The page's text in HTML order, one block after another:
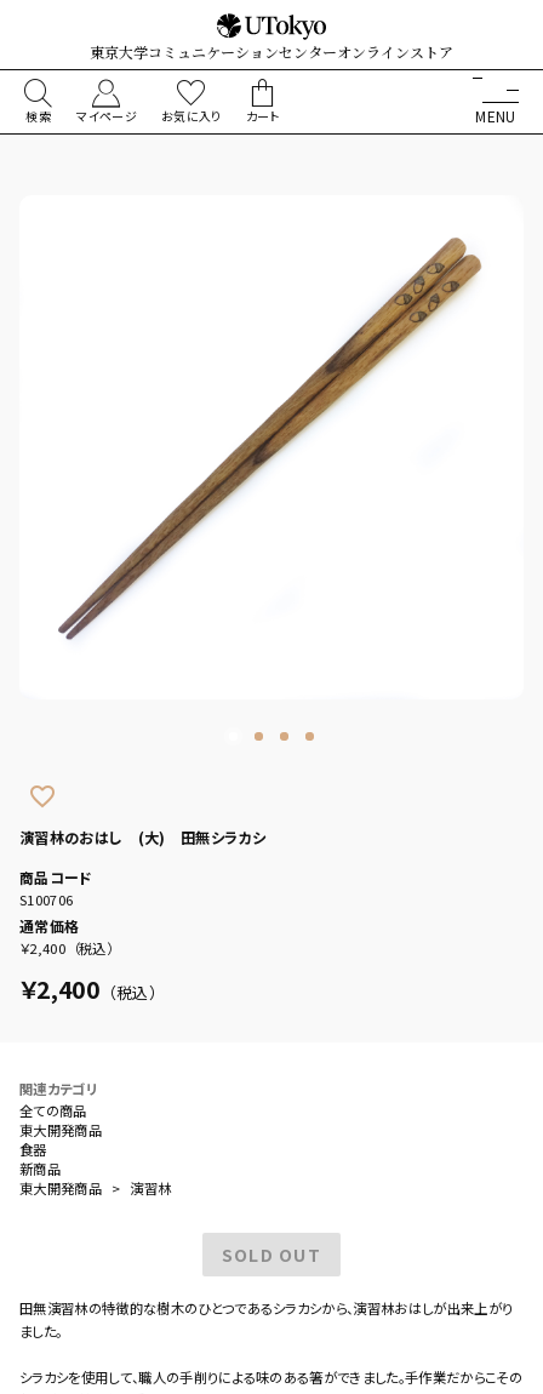
東京大学コミュニケーションセンターオンラインストア
検索 マイページ お気に入り カート
favorite_border
演習林のおはし (大) 田無シラカシ
商品コード
S100706
通常価格
￥2,400 （税込）
￥2,400 （税込）
関連カテゴリ
全ての商品
東大開発商品
食器
新商品
東大開発商品
演習林
SOLD OUT
田無演習林の特徴的な樹木のひとつであるシラカシから、演習林おはしが出来上がり
ました。
シラカシを使用して、職人の手削りによる味のある箸ができました。手作業だからこその